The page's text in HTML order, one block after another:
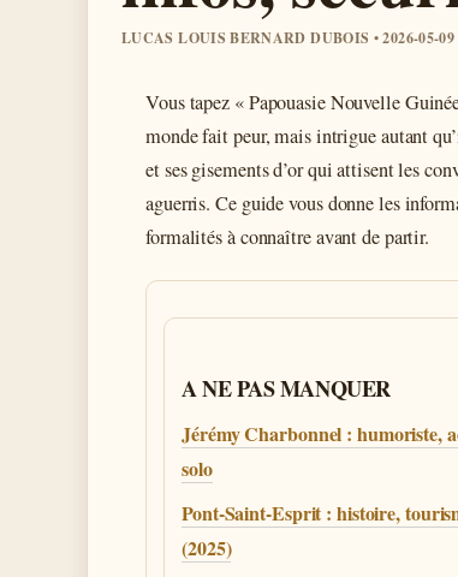
LUCAS LOUIS BERNARD DUBOIS • 2026-05-
Vous tapez « Papouasie Nouvelle
monde fait peur, mais intrigue autant
et ses gisements d’or qui attisent les
aguerris. Ce guide vous donne les
formalités à connaître avant de partir.
A NE PAS MANQUER
Jérémy Charbonnel : humoriste,
solo
Pont-Saint-Esprit : histoire,
(2025)